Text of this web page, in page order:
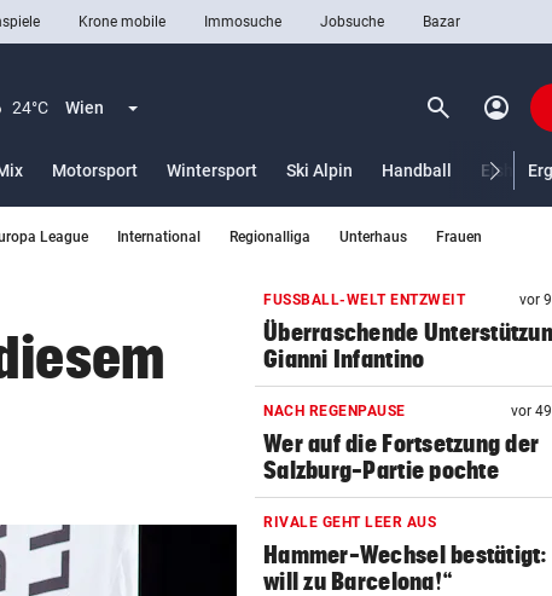
Krone mobile Immosuche Jobsuche Bazar
24°C Wien Menü aufklappen search Suchen
account_circle
Motorsport Wintersport Ski Alpin Handball
League International Regionalliga Unterhaus Frauen
FUSSBALL-WELT ENTZWEIT vor
Überraschende
Gianni Infantino
NACH REGENPAUSE vor
Wer auf die Fortsetzung der
Salzburg-Partie pochte
RIVALE GEHT LEER AUS
Hammer-Wechsel bestätigt:
will zu Barcelona!“